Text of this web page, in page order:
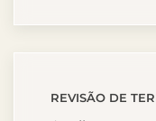
REVISÃO DE